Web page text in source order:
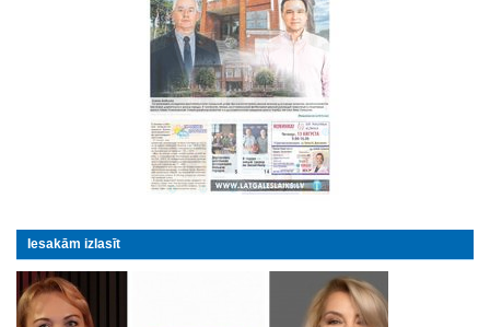
Iesakām izlasīt